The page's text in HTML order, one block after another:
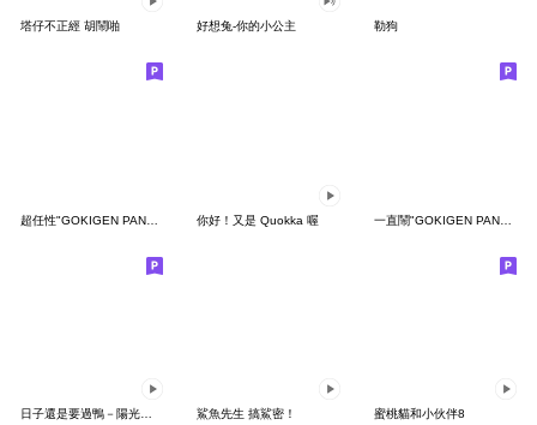
塔仔不正經 胡鬧啪 好想兔-你的小公主 勒狗
你好！又是 Quokka 喔 一直鬧"GOKIGEN PANDA" 台灣版
鯊魚先生 搞鯊密！ 蜜桃貓和小伙伴8